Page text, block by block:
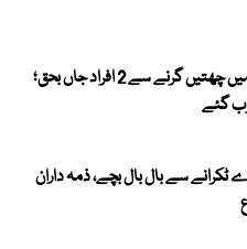
بارشوں کی تباہی؛ قصور میں چھتیں گرنے سے 2 افراد جاں بحق؛
پر 2 طیارے ٹکرانے سے بال بال بچے، ذمہ داران